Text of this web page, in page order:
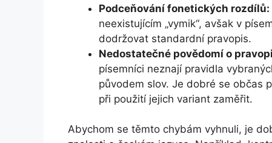
Podceňování fonetických rozdílů:
neexistujícím „vymik“, avšak v
dodržovat standardní pravopis.
Nedostatečné povědomí o
písemníci neznají pravidla
původem slov. Je dobré se občas
při použití jejich variant zaměřit.
Abychom se těmto chybám vyhnuli, je